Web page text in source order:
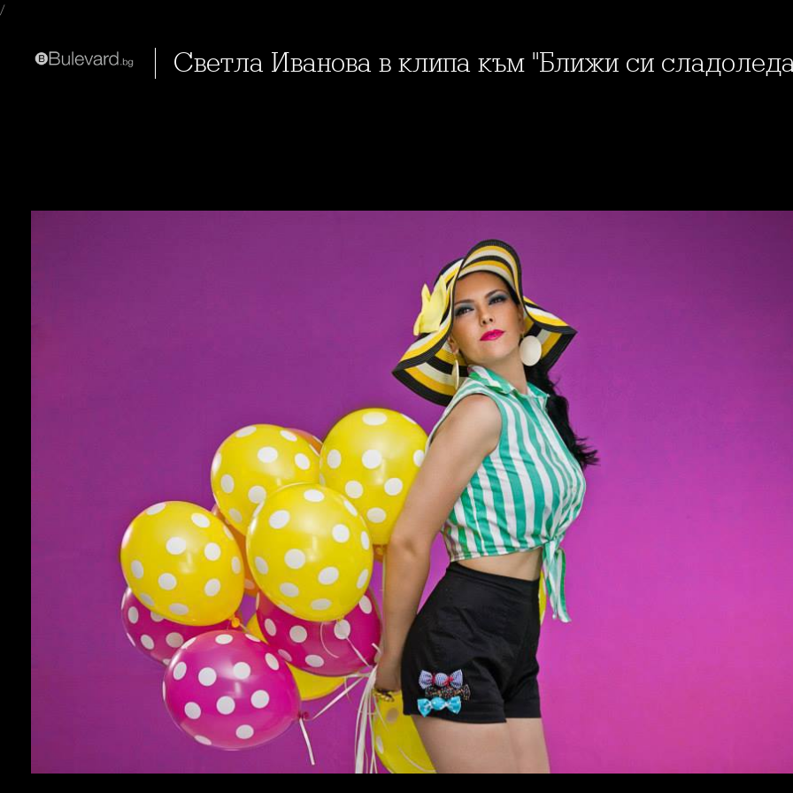
/
Светла Иванова в клипа към "Ближи си